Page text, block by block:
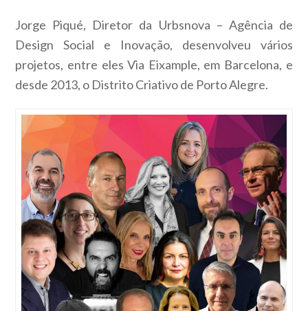
Jorge Piqué, Diretor da Urbsnova – Agência de
Design Social e Inovação, desenvolveu vários
projetos, entre eles Via Eixample, em Barcelona, e
desde 2013, o Distrito Criativo de Porto Alegre.